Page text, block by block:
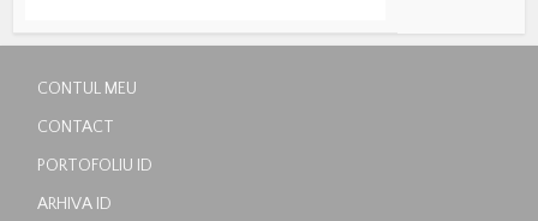
CONTUL MEU
CONTACT
PORTOFOLIU ID
ARHIVA ID